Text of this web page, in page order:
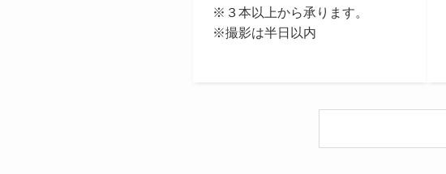
※３本以上から承ります。
※撮影は半日以内